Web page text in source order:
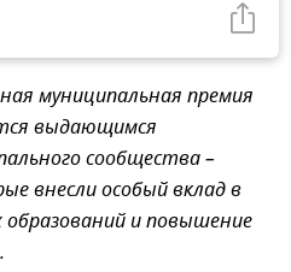
муниципальная премия
выдающимся
сообщества –
внесли особый вклад в
и повышение